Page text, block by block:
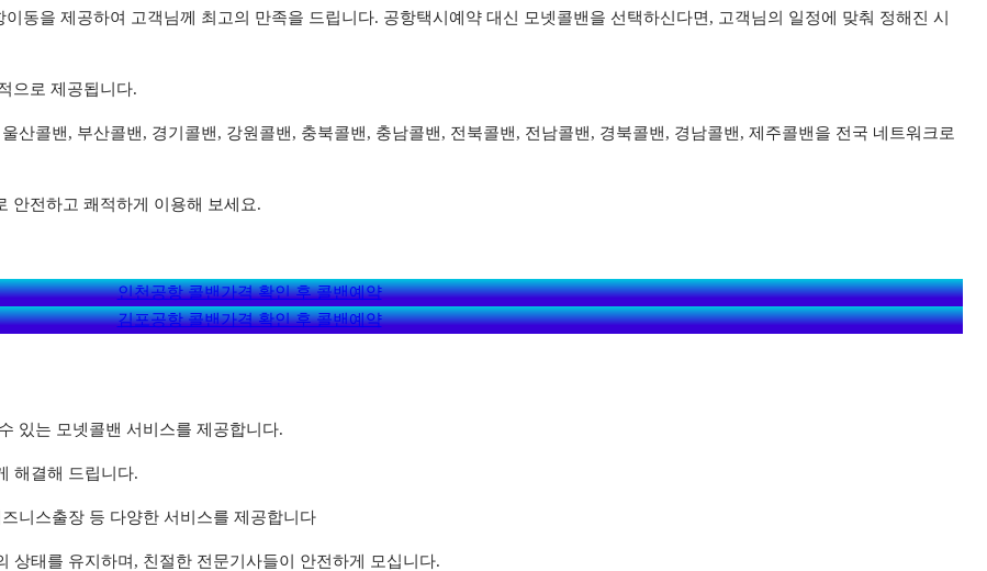
동을 제공하여 고객님께 최고의 만족을 드립니다. 공항택시예약 대신 모넷콜밴을 선택하신다면, 고객님의 일정에 맞춰 정해진 시
으로 제공됩니다.
산콜밴, 부산콜밴, 경기콜밴, 강원콜밴, 충북콜밴, 충남콜밴, 전북콜밴, 전남콜밴, 경북콜밴, 경남콜밴, 제주콜밴을 전국 네트워크로
안전하고 쾌적하게 이용해 보세요.
인천공항 콜밴가격 확인 후 콜밴예약
김포공항 콜밴가격 확인 후 콜밴예약
있는 모넷콜밴 서비스를 제공합니다.
해결해 드립니다.
니스출장 등 다양한 서비스를 제공합니다
상태를 유지하며, 친절한 전문기사들이 안전하게 모십니다.